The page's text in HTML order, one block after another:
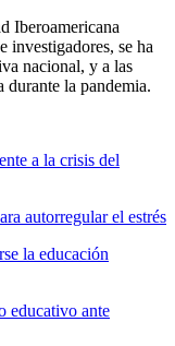
Iberoamericana
investigadores, se ha
nacional, y a las
durante la pandemia.
a la crisis del
autorregular el estrés
la educación
educativo ante